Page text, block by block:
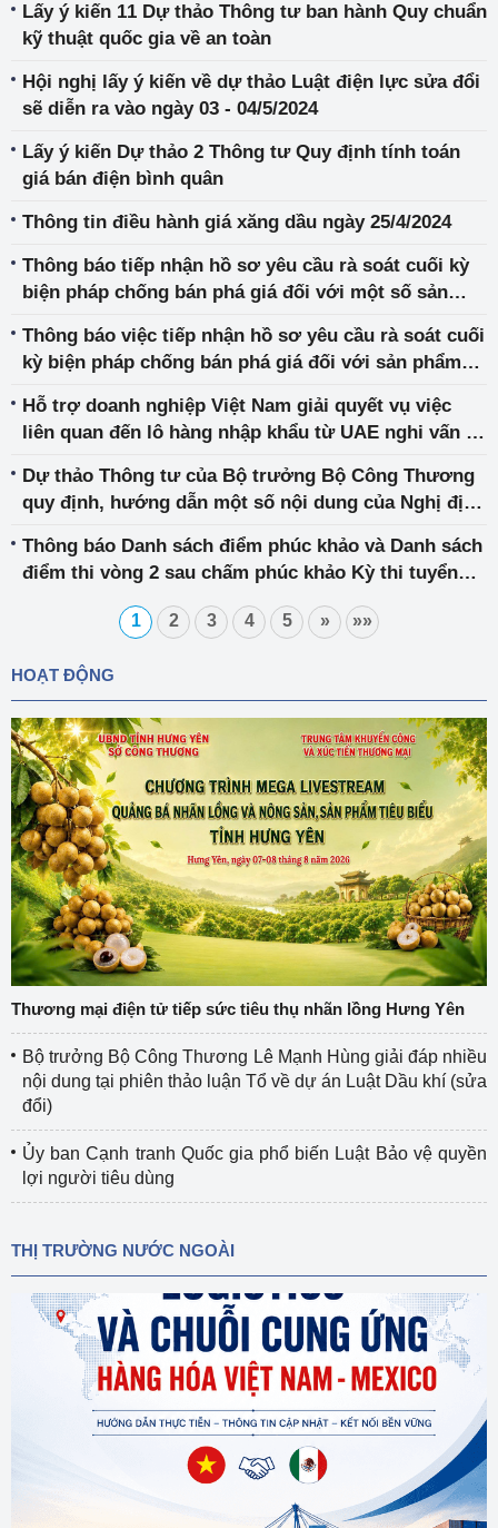
Lấy ý kiến 11 Dự thảo Thông tư ban hành Quy chuẩn
kỹ thuật quốc gia về an toàn
Hội nghị lấy ý kiến về dự thảo Luật điện lực sửa đổi
sẽ diễn ra vào ngày 03 - 04/5/2024
Lấy ý kiến Dự thảo 2 Thông tư Quy định tính toán
giá bán điện bình quân
Thông tin điều hành giá xăng dầu ngày 25/4/2024
Thông báo tiếp nhận hồ sơ yêu cầu rà soát cuối kỳ
biện pháp chống bán phá giá đối với một số sản
Quốc
Thông báo việc tiếp nhận hồ sơ yêu cầu rà soát cuối
kỳ biện pháp chống bán phá giá đối với sản phẩm
từ propylen có xuất xứ từ Ma-lai-xi-a, Thái Lan và
Trung Quốc
Hỗ trợ doanh nghiệp Việt Nam giải quyết vụ việc
liên quan đến lô hàng nhập khẩu từ UAE nghi vấn có
Dự thảo Thông tư của Bộ trưởng Bộ Công Thương
quy định, hướng dẫn một số nội dung của Nghị định
Thông báo Danh sách điểm phúc khảo và Danh sách
điểm thi vòng 2 sau chấm phúc khảo Kỳ thi tuyển
1 2 3 4 5 » »»
HOẠT ĐỘNG
Thương mại điện tử tiếp sức tiêu thụ nhãn lồng Hưng Yên
Bộ trưởng Bộ Công Thương Lê Mạnh Hùng giải đáp nhiều
nội dung tại phiên thảo luận Tổ về dự án Luật Dầu khí (sửa
đổi)
Ủy ban Cạnh tranh Quốc gia phổ biến Luật Bảo vệ quyền
lợi người tiêu dùng
THỊ TRƯỜNG NƯỚC NGOÀI